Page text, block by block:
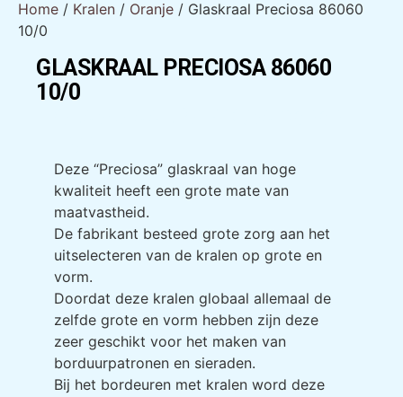
Home / Kralen / Oranje / Glaskraal Preciosa 86060
10/0
GLASKRAAL PRECIOSA 86060
10/0
Deze “Preciosa” glaskraal van hoge
kwaliteit heeft een grote mate van
maatvastheid.
De fabrikant besteed grote zorg aan het
uitselecteren van de kralen op grote en
vorm.
Doordat deze kralen globaal allemaal de
zelfde grote en vorm hebben zijn deze
zeer geschikt voor het maken van
borduurpatronen en sieraden.
Bij het bordeuren met kralen word deze